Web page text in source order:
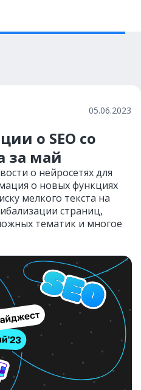
05.06.2023
о SEO со
за май
о нейросетях для
о новых функциях
мелкого текста на
страниц,
тематик и многое